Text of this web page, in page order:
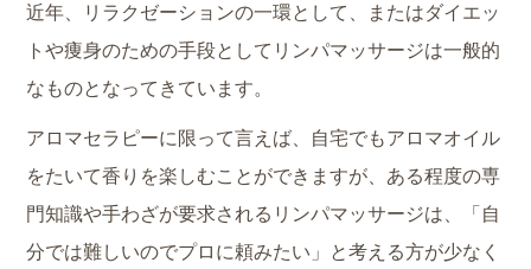
近年、リラクゼーションの一環として、またはダイエッ
トや痩身のための手段としてリンパマッサージは一般的
なものとなってきています。
アロマセラピーに限って言えば、自宅でもアロマオイル
をたいて香りを楽しむことができますが、ある程度の専
門知識や手わざが要求されるリンパマッサージは、「自
分では難しいのでプロに頼みたい」と考える方が少なく